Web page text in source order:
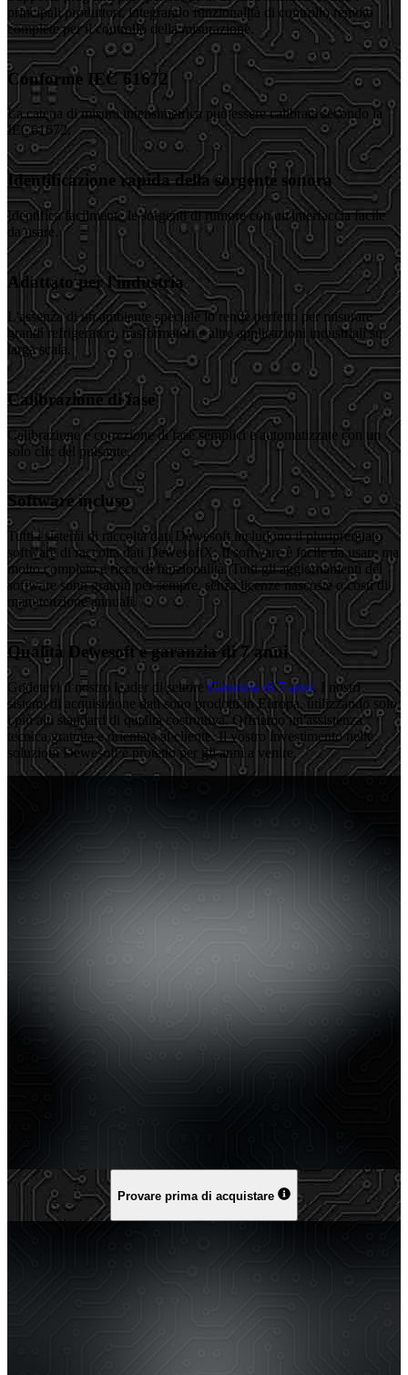
principali produttori, integrando funzionalità di controllo remoto
complete per il controllo della misurazione.
Conforme IEC 61672
La catena di misura intensimetrica può essere calibrata secondo la
IEC61672.
Identificazione rapida della sorgente sonora
Identifica facilmente le sorgenti di rumore con un'interfaccia facile
da usare.
Adattato per l'industria
L'assenza di un ambiente speciale lo rende perfetto per misurare
grandi refrigeratori, trasformatori e altre applicazioni industriali su
larga scala.
Calibrazione di fase
Calibrazione e correzione di fase semplici e automatizzate con un
solo clic del pulsante.
Software incluso
Tutti i sistemi di raccolta dati Dewesoft includono il pluripremiato
software di raccolta dati DewesoftX. Il software è facile da usare ma
molto completo e ricco di funzionalità. Tutti gli aggiornamenti del
software sono gratuiti per sempre, senza licenze nascoste o costi di
manutenzione annuali.
Qualità Dewesoft e garanzia di 7 anni
Godetevi il nostro leader di settore Garanzia di 7 anni . I nostri
sistemi di acquisizione dati sono prodotti in Europa, utilizzando solo
i più alti standard di qualità costruttiva. Offriamo un'assistenza
tecnica gratuita e orientata al cliente. Il vostro investimento nelle
soluzioni Dewesoft è protetto per gli anni a venire.
Provare prima di acquistare